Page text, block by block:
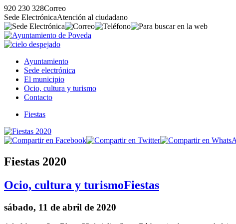
920 230 328Correo
Sede ElectrónicaAtención al ciudadano
Ayuntamiento
Sede electrónica
El municipio
Ocio, cultura y turismo
Contacto
Fiestas
Fiestas 2020
Ocio, cultura y turismoFiestas
sábado, 11 de abril de 2020